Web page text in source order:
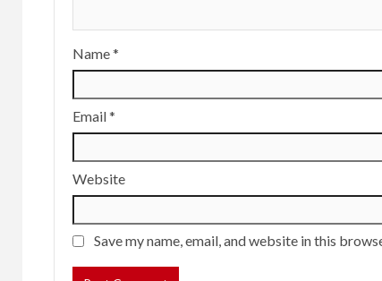
Name*
Email*
Website
Save my name, email, and website in this